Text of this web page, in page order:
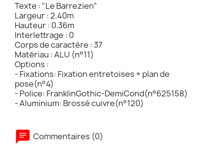
Texte : "Le Barrezien"
Largeur : 2.40m
Hauteur : 0.36m
Interlettrage : 0
Corps de caractère : 37
Matériau : ALU (n°11)
Options :
- Fixations: Fixation entretoises + plan de
pose(n°4)
- Police: FranklinGothic-DemiCond(n°625158)
- Aluminium: Brossé cuivre(n°120)
Commentaires (0)